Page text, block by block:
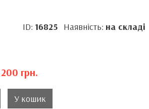
ID: 16825Наявність: на складі
грн.
У кошик